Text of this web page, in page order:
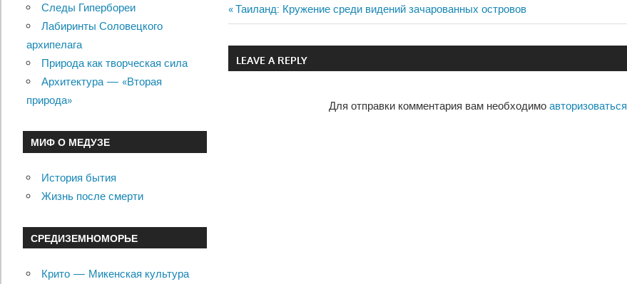
Навигация
по
Previous
Post:
Таиланд: Кружение среди видений зачарованных островов
LEAVE A REPLY
Для отправки комментария вам необходимо авторизоваться
Следы Гипербореи
Лабиринты Соловецкого
архипелага
Природа как творческая сила
Архитектура — «Вторая
природа»
МИФ О МЕДУЗЕ
История бытия
Жизнь после смерти
СРЕДИЗЕМНОМОРЬЕ
Крито — Микенская культура